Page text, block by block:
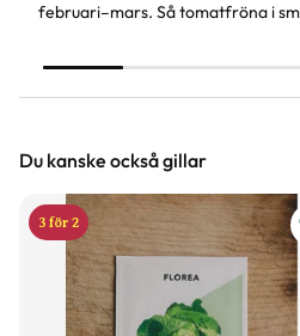
februari–mars. Så tomatfröna i
våra bästa tips.
Du kanske också gillar
3 för 2